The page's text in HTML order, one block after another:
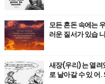
모든 혼돈 속에는
러운 질서가 있습
새장(우리)는 열려
로 날아갈 수 있 어